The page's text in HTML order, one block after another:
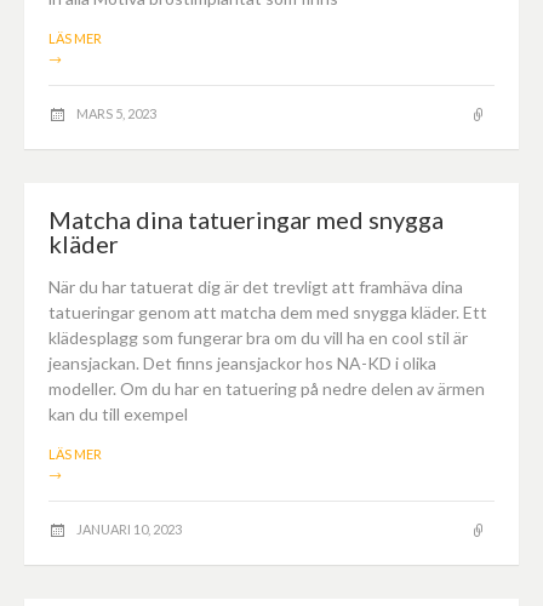
LÄS MER
→
MARS 5, 2023
Matcha dina tatueringar med snygga
kläder
När du har tatuerat dig är det trevligt att framhäva dina
tatueringar genom att matcha dem med snygga kläder. Ett
klädesplagg som fungerar bra om du vill ha en cool stil är
jeansjackan. Det finns jeansjackor hos NA-KD i olika
modeller. Om du har en tatuering på nedre delen av ärmen
kan du till exempel
LÄS MER
→
JANUARI 10, 2023